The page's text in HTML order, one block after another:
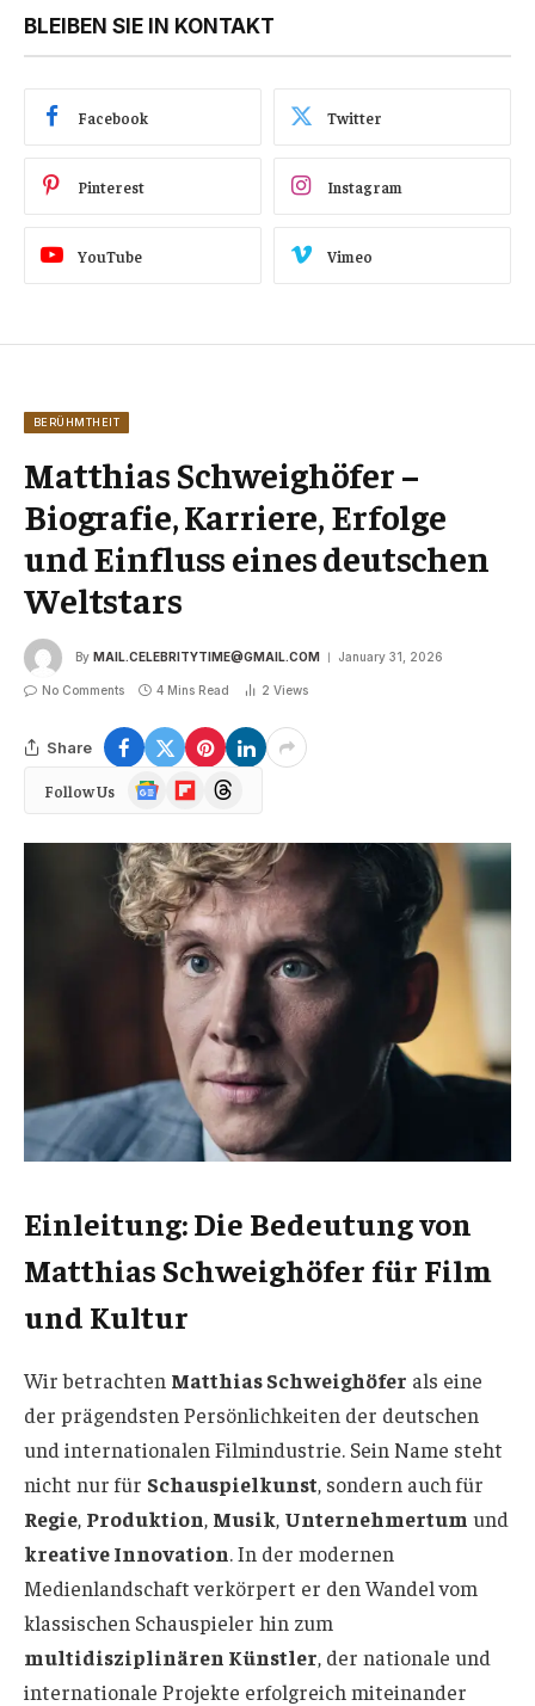
BLEIBEN SIE IN KONTAKT
Facebook Twitter
Pinterest Instagram
YouTube Vimeo
BERÜHMTHEIT
Matthias Schweighöfer –
Biografie, Karriere, Erfolge
und Einfluss eines deutschen
Weltstars
By MAIL.CELEBRITYTIME@GMAIL.COM January 31, 2026
No Comments 4 Mins Read 2 Views
Share
Follow Us
Google
News
FlipboardThreads
Einleitung: Die Bedeutung von
Matthias Schweighöfer für Film
und Kultur
Wir betrachten Matthias Schweighöfer als eine
der prägendsten Persönlichkeiten der deutschen
und internationalen Filmindustrie. Sein Name steht
nicht nur für Schauspielkunst, sondern auch für
Regie, Produktion, Musik, Unternehmertum und
kreative Innovation. In der modernen
Medienlandschaft verkörpert er den Wandel vom
klassischen Schauspieler hin zum
multidisziplinären Künstler, der nationale und
internationale Projekte erfolgreich miteinander